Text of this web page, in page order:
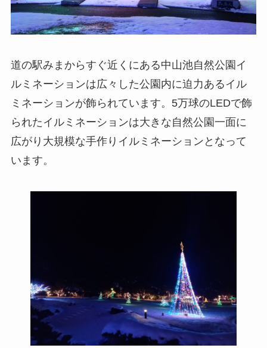
道の駅みまからすぐ近くにある中山池自然公園イ
ルミネーションは広々した公園内に迫力あるイル
ミネーションが飾られています。5万球のLEDで飾
られたイルミネーションは大きな自然公園一面に
広がり大規模な手作りイルミネーションとなって
います。